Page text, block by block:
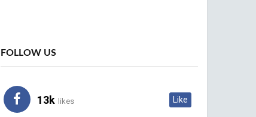
FOLLOW US
13k likes Like